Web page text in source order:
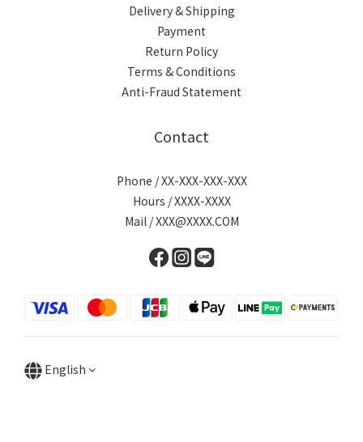
Delivery & Shipping
Payment
Return Policy
Terms & Conditions
Anti-Fraud Statement
Contact
Phone / XX-XXX-XXX-XXX
Hours / XXXX-XXXX
Mail / XXX@XXXX.COM
English